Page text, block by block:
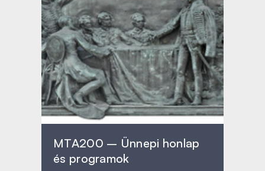
MTA200 – Ünnepi honlap
és programok